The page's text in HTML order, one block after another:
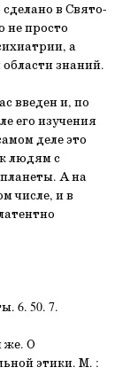
в Свято-
не просто
а
области знаний.
введен и, по
его изучения
деле это
людям с
А на
числе, и в
6. 50. 7.
же. О
этики. М. :